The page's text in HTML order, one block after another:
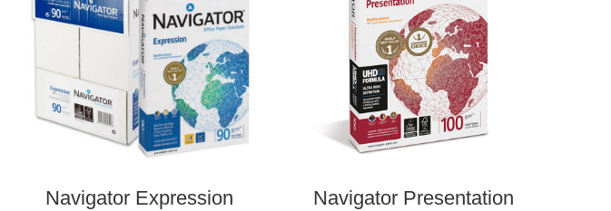
Navigator Expression Navigator Presentation